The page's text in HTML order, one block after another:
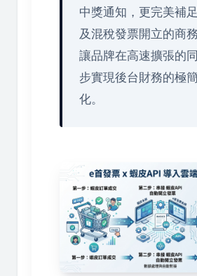
中獎通知，更完美補
及混稅發票開立的商
讓品牌在高速擴張的
步實現後台財務的極
化。